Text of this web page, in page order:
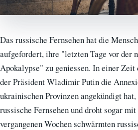
Das russische Fernsehen hat die
aufgefordert, ihre "letzten Tage vor der
Apokalypse" zu geniessen. In einer
der Präsident Wladimir Putin die
ukrainischen Provinzen angekündigt
russische Fernsehen und droht sogar
vergangenen Wochen schwärmten